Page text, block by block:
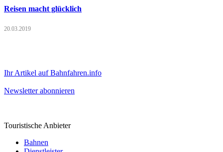
Reisen macht glücklich
20.03.2019
Ihr Artikel auf Bahnfahren.info
Newsletter abonnieren
Touristische Anbieter
Bahnen